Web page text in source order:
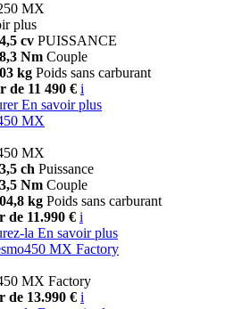
MX
plus
cv PUISSANCE
Nm Couple
kg Poids sans carburant
de 11 490 € i
En savoir plus
MX
MX
ch Puissance
Nm Couple
kg Poids sans carburant
de 11.990 € i
la En savoir plus
MX Factory
MX Factory
de 13.990 € i